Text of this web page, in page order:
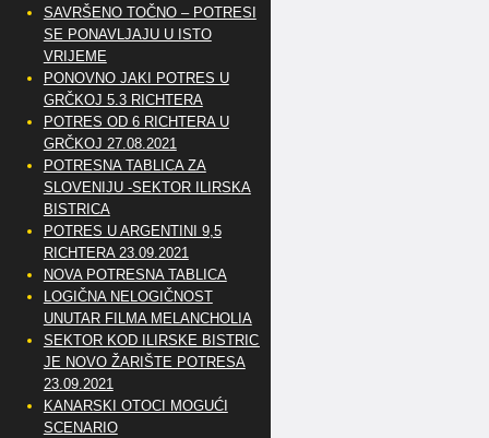
SAVRŠENO TOČNO – POTRESI
SE PONAVLJAJU U ISTO
VRIJEME
PONOVNO JAKI POTRES U
GRČKOJ 5.3 RICHTERA
POTRES OD 6 RICHTERA U
GRČKOJ 27.08.2021
POTRESNA TABLICA ZA
SLOVENIJU -SEKTOR ILIRSKA
BISTRICA
POTRES U ARGENTINI 9,5
RICHTERA 23.09.2021
NOVA POTRESNA TABLICA
LOGIČNA NELOGIČNOST
UNUTAR FILMA MELANCHOLIA
SEKTOR KOD ILIRSKE BISTRICE
JE NOVO ŽARIŠTE POTRESA
23.09.2021
KANARSKI OTOCI MOGUĆI
SCENARIO